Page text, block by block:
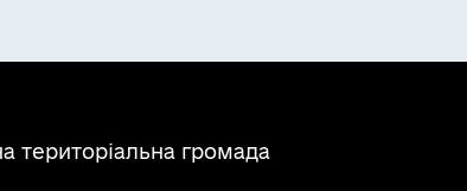
територіальна громада